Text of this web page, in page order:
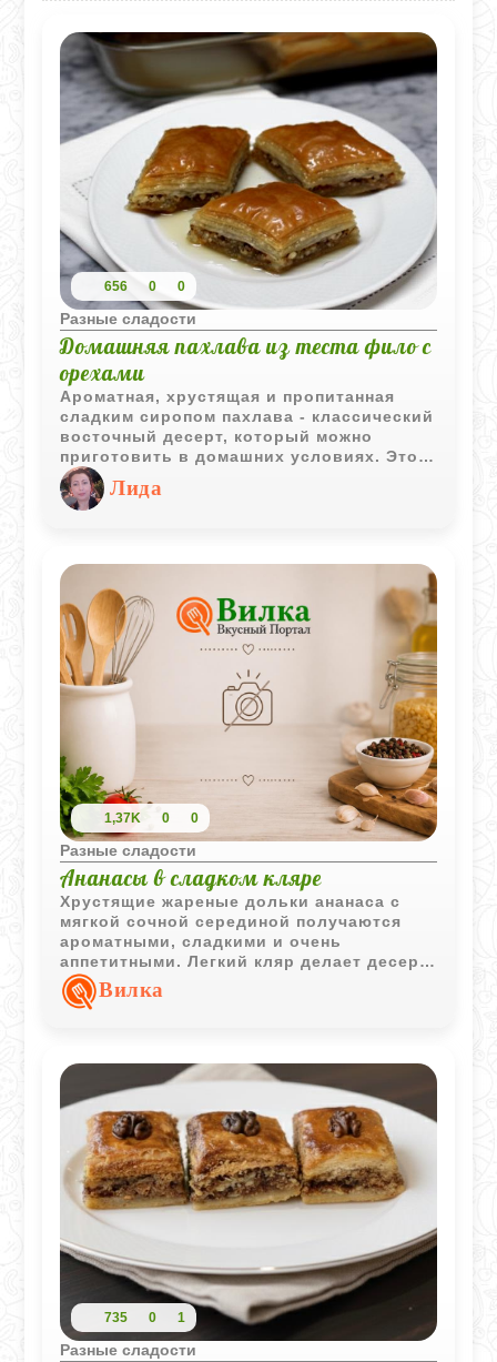
656 0 0
Разные сладости
Домашняя пахлава из теста фило с
орехами
Ароматная, хрустящая и пропитанная
сладким сиропом пахлава - классический
восточный десерт, который можно
приготовить в домашних условиях. Этот
рецепт раскроет секрет идеальной
пахлавы, сделанной из тонкого теста
фило и богатой ореховой начинки.
Лида
1,37K 0 0
Разные сладости
Ананасы в сладком кляре
Хрустящие жареные дольки ананаса с
мягкой сочной серединой получаются
ароматными, сладкими и очень
аппетитными. Легкий кляр делает десерт
особенно нежным и отлично сочетается с
чашкой кофе.
Вилка
735 0 1
Разные сладости